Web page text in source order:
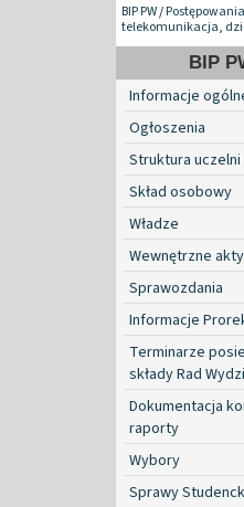
BIP PW/
telekomunikacja,
BIP
Informacje
Ogłoszenia
Struktura uczelni
Skład osobowy
Władze
Wewnętrzne
Sprawozdania
Informacje
Terminarze
składy Rad
Dokumentacja
raporty
Wybory
Sprawy